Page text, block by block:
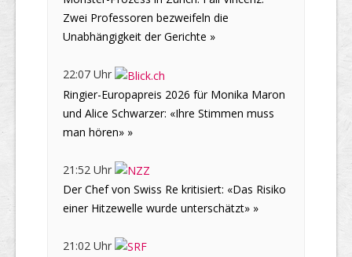
Zwei Professoren bezweifeln die
Unabhängigkeit der Gerichte »
22:07 Uhr
Ringier-Europapreis 2026 für Monika Maron
und Alice Schwarzer: «Ihre Stimmen muss
man hören» »
21:52 Uhr
Der Chef von Swiss Re kritisiert: «Das Risiko
einer Hitzewelle wurde unterschätzt» »
21:02 Uhr